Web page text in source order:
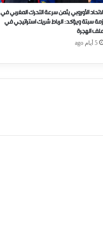
الأوروبي يثمن سرعة التحرك المغربي في
سبتة ويؤكد: الرباط شريك استراتيجي في
الهجرة
5 أيام ago